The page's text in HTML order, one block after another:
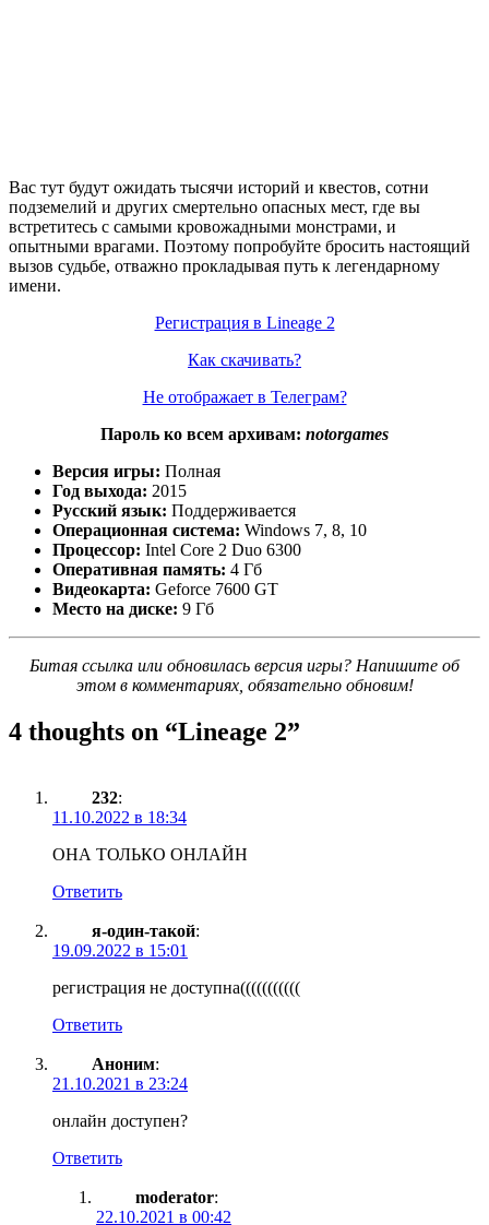
Вас тут будут ожидать тысячи историй и квестов, сотни
подземелий и других смертельно опасных мест, где вы
встретитесь с самыми кровожадными монстрами, и
опытными врагами. Поэтому попробуйте бросить настоящий
вызов судьбе, отважно прокладывая путь к легендарному
имени.
Регистрация в Lineage 2
Как скачивать?
Не отображает в Телеграм?
Пароль ко всем архивам: notorgames
Версия игры: Полная
Год выхода: 2015
Русский язык: Поддерживается
Операционная система: Windows 7, 8, 10
Процессор: Intel Core 2 Duo 6300
Оперативная память: 4 Гб
Видеокарта: Geforce 7600 GT
Место на диске: 9 Гб
Битая ссылка или обновилась версия игры? Напишите об
этом в комментариях, обязательно обновим!
4 thoughts on “Lineage 2”
232:
11.10.2022 в 18:34
ОНА ТОЛЬКО ОНЛАЙН
Ответить
я-один-такой:
19.09.2022 в 15:01
регистрация не доступна(((((((((((
Ответить
Аноним:
21.10.2021 в 23:24
онлайн доступен?
Ответить
moderator:
22.10.2021 в 00:42